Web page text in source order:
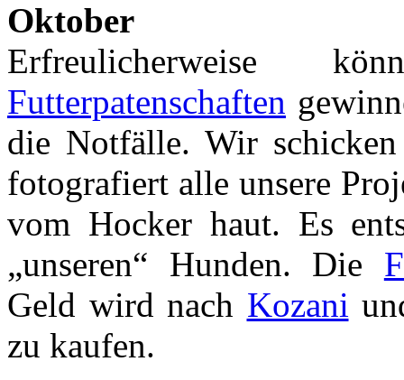
Oktober
Erfreulicherweise
Futterpatenschaften
die Notfälle. Wir
fotografiert alle unsere
vom Hocker haut. Es
„unseren“ Hunden. Die
Geld wird nach Kozani
zu kaufen.